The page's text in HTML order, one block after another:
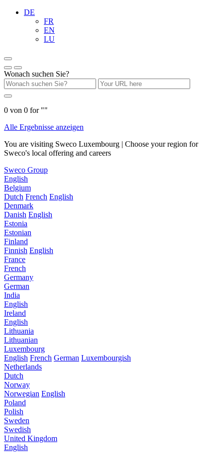
DE
FR
EN
LU
Wonach suchen Sie?
0 von 0 for ""
Alle Ergebnisse anzeigen
You are visiting Sweco Luxembourg | Choose your region for
Sweco's local offering and careers
Sweco Group
English
Belgium
Dutch French English
Denmark
Danish English
Estonia
Estonian
Finland
Finnish English
France
French
Germany
German
India
English
Ireland
English
Lithuania
Lithuanian
Luxembourg
English French German Luxembourgish
Netherlands
Dutch
Norway
Norwegian English
Poland
Polish
Sweden
Swedish
United Kingdom
English